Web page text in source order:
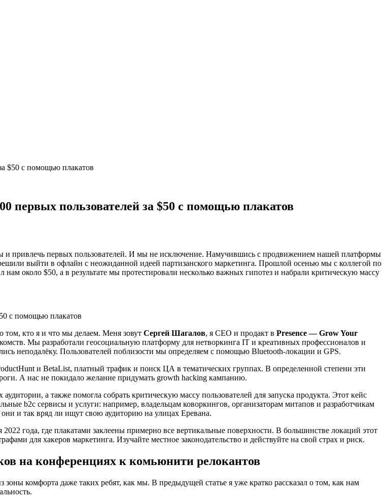
$50 с помощью плакатов
первых пользователей за $50 с помощью плакатов
и привлечь первых пользователей. И мы не исключение. Намучившись с продвижением нашей платформы
выйти в офлайн с неожиданной идеей партизанского маркетинга. Прошлой осенью мы с коллегой по
нам около $50, а в результате мы протестировали несколько важных гипотез и набрали критическую массу
том, кто я и что мы делаем. Меня зовут Сергей Шагалов, я CEO и продакт в Presence — Grow Your
Мы разработали геосоциальную платформу для нетворкинга IT и креативных профессионалов и
неподалёку. Пользователей поблизости мы определяем с помощью Bluetooth-локации и GPS.
и BetaList, платный трафик и поиск ЦА в тематических группах. В определенной степени эти
А нас не покидало желание придумать growth hacking кампанию.
а также помогла собрать критическую массу пользователей для запуска продукта. Этот кейс
b2c сервисы и услуги: например, владельцам коворкингов, организаторам митапов и разработчикам
и так вряд ли ищут свою аудиторию на улицах Еревана.
года, где плакатами заклеены примерно все вертикальные поверхности. В большинстве локаций этот
для хакеров маркетинга. Изучайте местное законодательство и действуйте на свой страх и риск.
на конференциях к комьюнити релокантов
комфорта даже таких ребят, как мы. В предыдущей статье я уже кратко рассказал о том, как нам